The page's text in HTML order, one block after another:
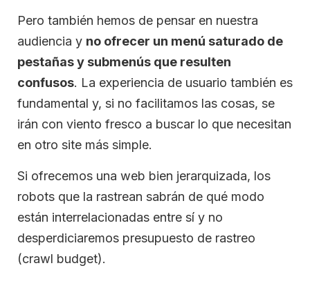
Pero también hemos de pensar en nuestra
audiencia y no ofrecer un menú saturado de
pestañas y submenús que resulten
confusos. La experiencia de usuario también es
fundamental y, si no facilitamos las cosas, se
irán con viento fresco a buscar lo que necesitan
en otro site más simple.
Si ofrecemos una web bien jerarquizada, los
robots que la rastrean sabrán de qué modo
están interrelacionadas entre sí y no
desperdiciaremos presupuesto de rastreo
(crawl budget).